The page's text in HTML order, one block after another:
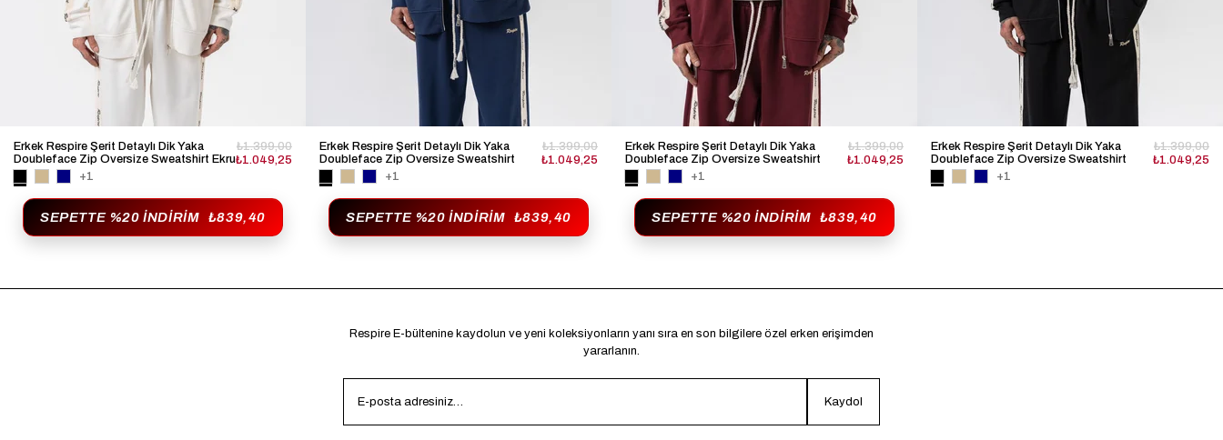
Erkek Respire Şerit Detaylı Dik Yaka
Doubleface Zip Oversize Sweatshirt Ekru
+1
₺1.049,25
₺1.399,00
SEPETTE %20 İNDIRIM ₺839,40
Erkek Respire Şerit Detaylı Dik Yaka
Doubleface Zip Oversize Sweatshirt
Lacivert
+1
₺1.049,25
₺1.399,00
SEPETTE %20 İNDIRIM ₺839,40
Erkek Respire Şerit Detaylı Dik Yaka
Doubleface Zip Oversize Sweatshirt
Bordo
+1
₺1.049,25
₺1.399,00
SEPETTE %20 İNDIRIM ₺839,40
Erkek Respire Şerit Detaylı Dik Yaka
Doubleface Zip Oversize Sweatshirt
Siyah
+1
₺1.049,25
₺1.399,00
Respire E-bültenine kaydolun ve yeni koleksiyonların yanı sıra en son bilgilere özel erken erişimden
yararlanın.
Kaydol